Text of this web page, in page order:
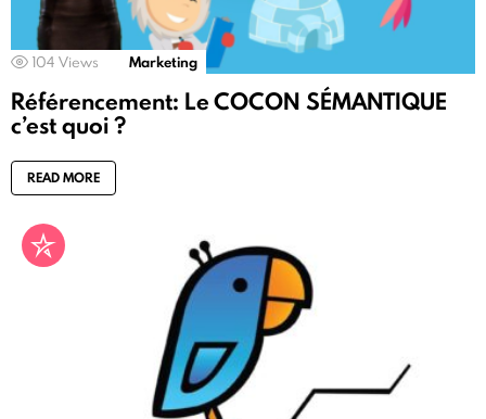
104 Views Marketing
Référencement: Le COCON SÉMANTIQUE
c’est quoi ?
READ MORE